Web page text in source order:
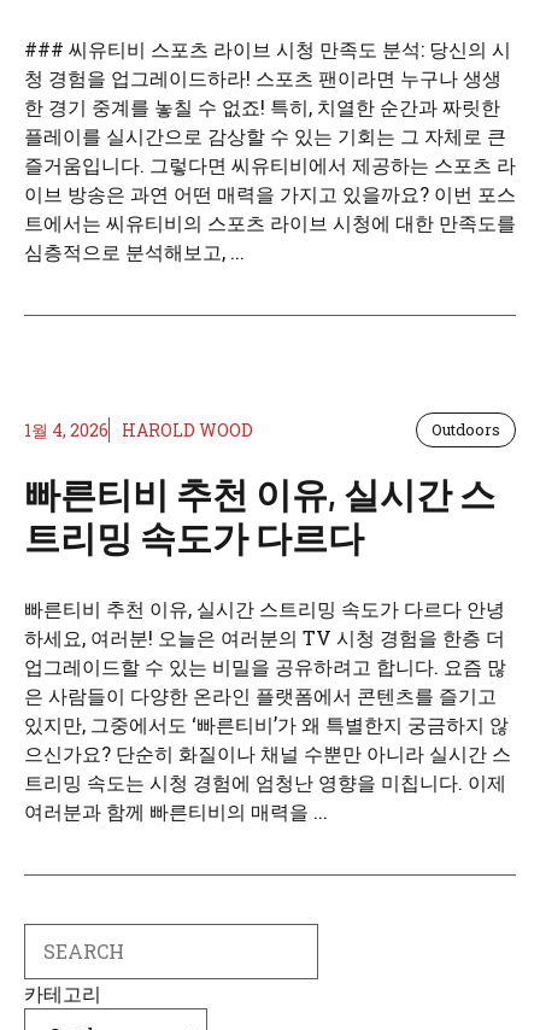
### 씨유티비 스포츠 라이브 시청 만족도 분석: 당신의 시
청 경험을 업그레이드하라! 스포츠 팬이라면 누구나 생생
한 경기 중계를 놓칠 수 없죠! 특히, 치열한 순간과 짜릿한
플레이를 실시간으로 감상할 수 있는 기회는 그 자체로 큰
즐거움입니다. 그렇다면 씨유티비에서 제공하는 스포츠 라
이브 방송은 과연 어떤 매력을 가지고 있을까요? 이번 포스
트에서는 씨유티비의 스포츠 라이브 시청에 대한 만족도를
심층적으로 분석해보고, ...
1월 4, 2026 HAROLD WOOD Outdoors
빠른티비 추천 이유, 실시간 스
트리밍 속도가 다르다
빠른티비 추천 이유, 실시간 스트리밍 속도가 다르다 안녕
하세요, 여러분! 오늘은 여러분의 TV 시청 경험을 한층 더
업그레이드할 수 있는 비밀을 공유하려고 합니다. 요즘 많
은 사람들이 다양한 온라인 플랫폼에서 콘텐츠를 즐기고
있지만, 그중에서도 ‘빠른티비’가 왜 특별한지 궁금하지 않
으신가요? 단순히 화질이나 채널 수뿐만 아니라 실시간 스
트리밍 속도는 시청 경험에 엄청난 영향을 미칩니다. 이제
여러분과 함께 빠른티비의 매력을 ...
카테고리